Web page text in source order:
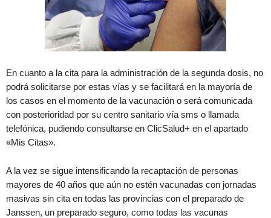
En cuanto a la cita para la administración de la segunda dosis, no
podrá solicitarse por estas vías y se facilitará en la mayoría de
los casos en el momento de la vacunación o será comunicada
con posterioridad por su centro sanitario vía sms o llamada
telefónica, pudiendo consultarse en ClicSalud+ en el apartado
«Mis Citas».
A la vez se sigue intensificando la recaptación de personas
mayores de 40 años que aún no estén vacunadas con jornadas
masivas sin cita en todas las provincias con el preparado de
Janssen, un preparado seguro, como todas las vacunas